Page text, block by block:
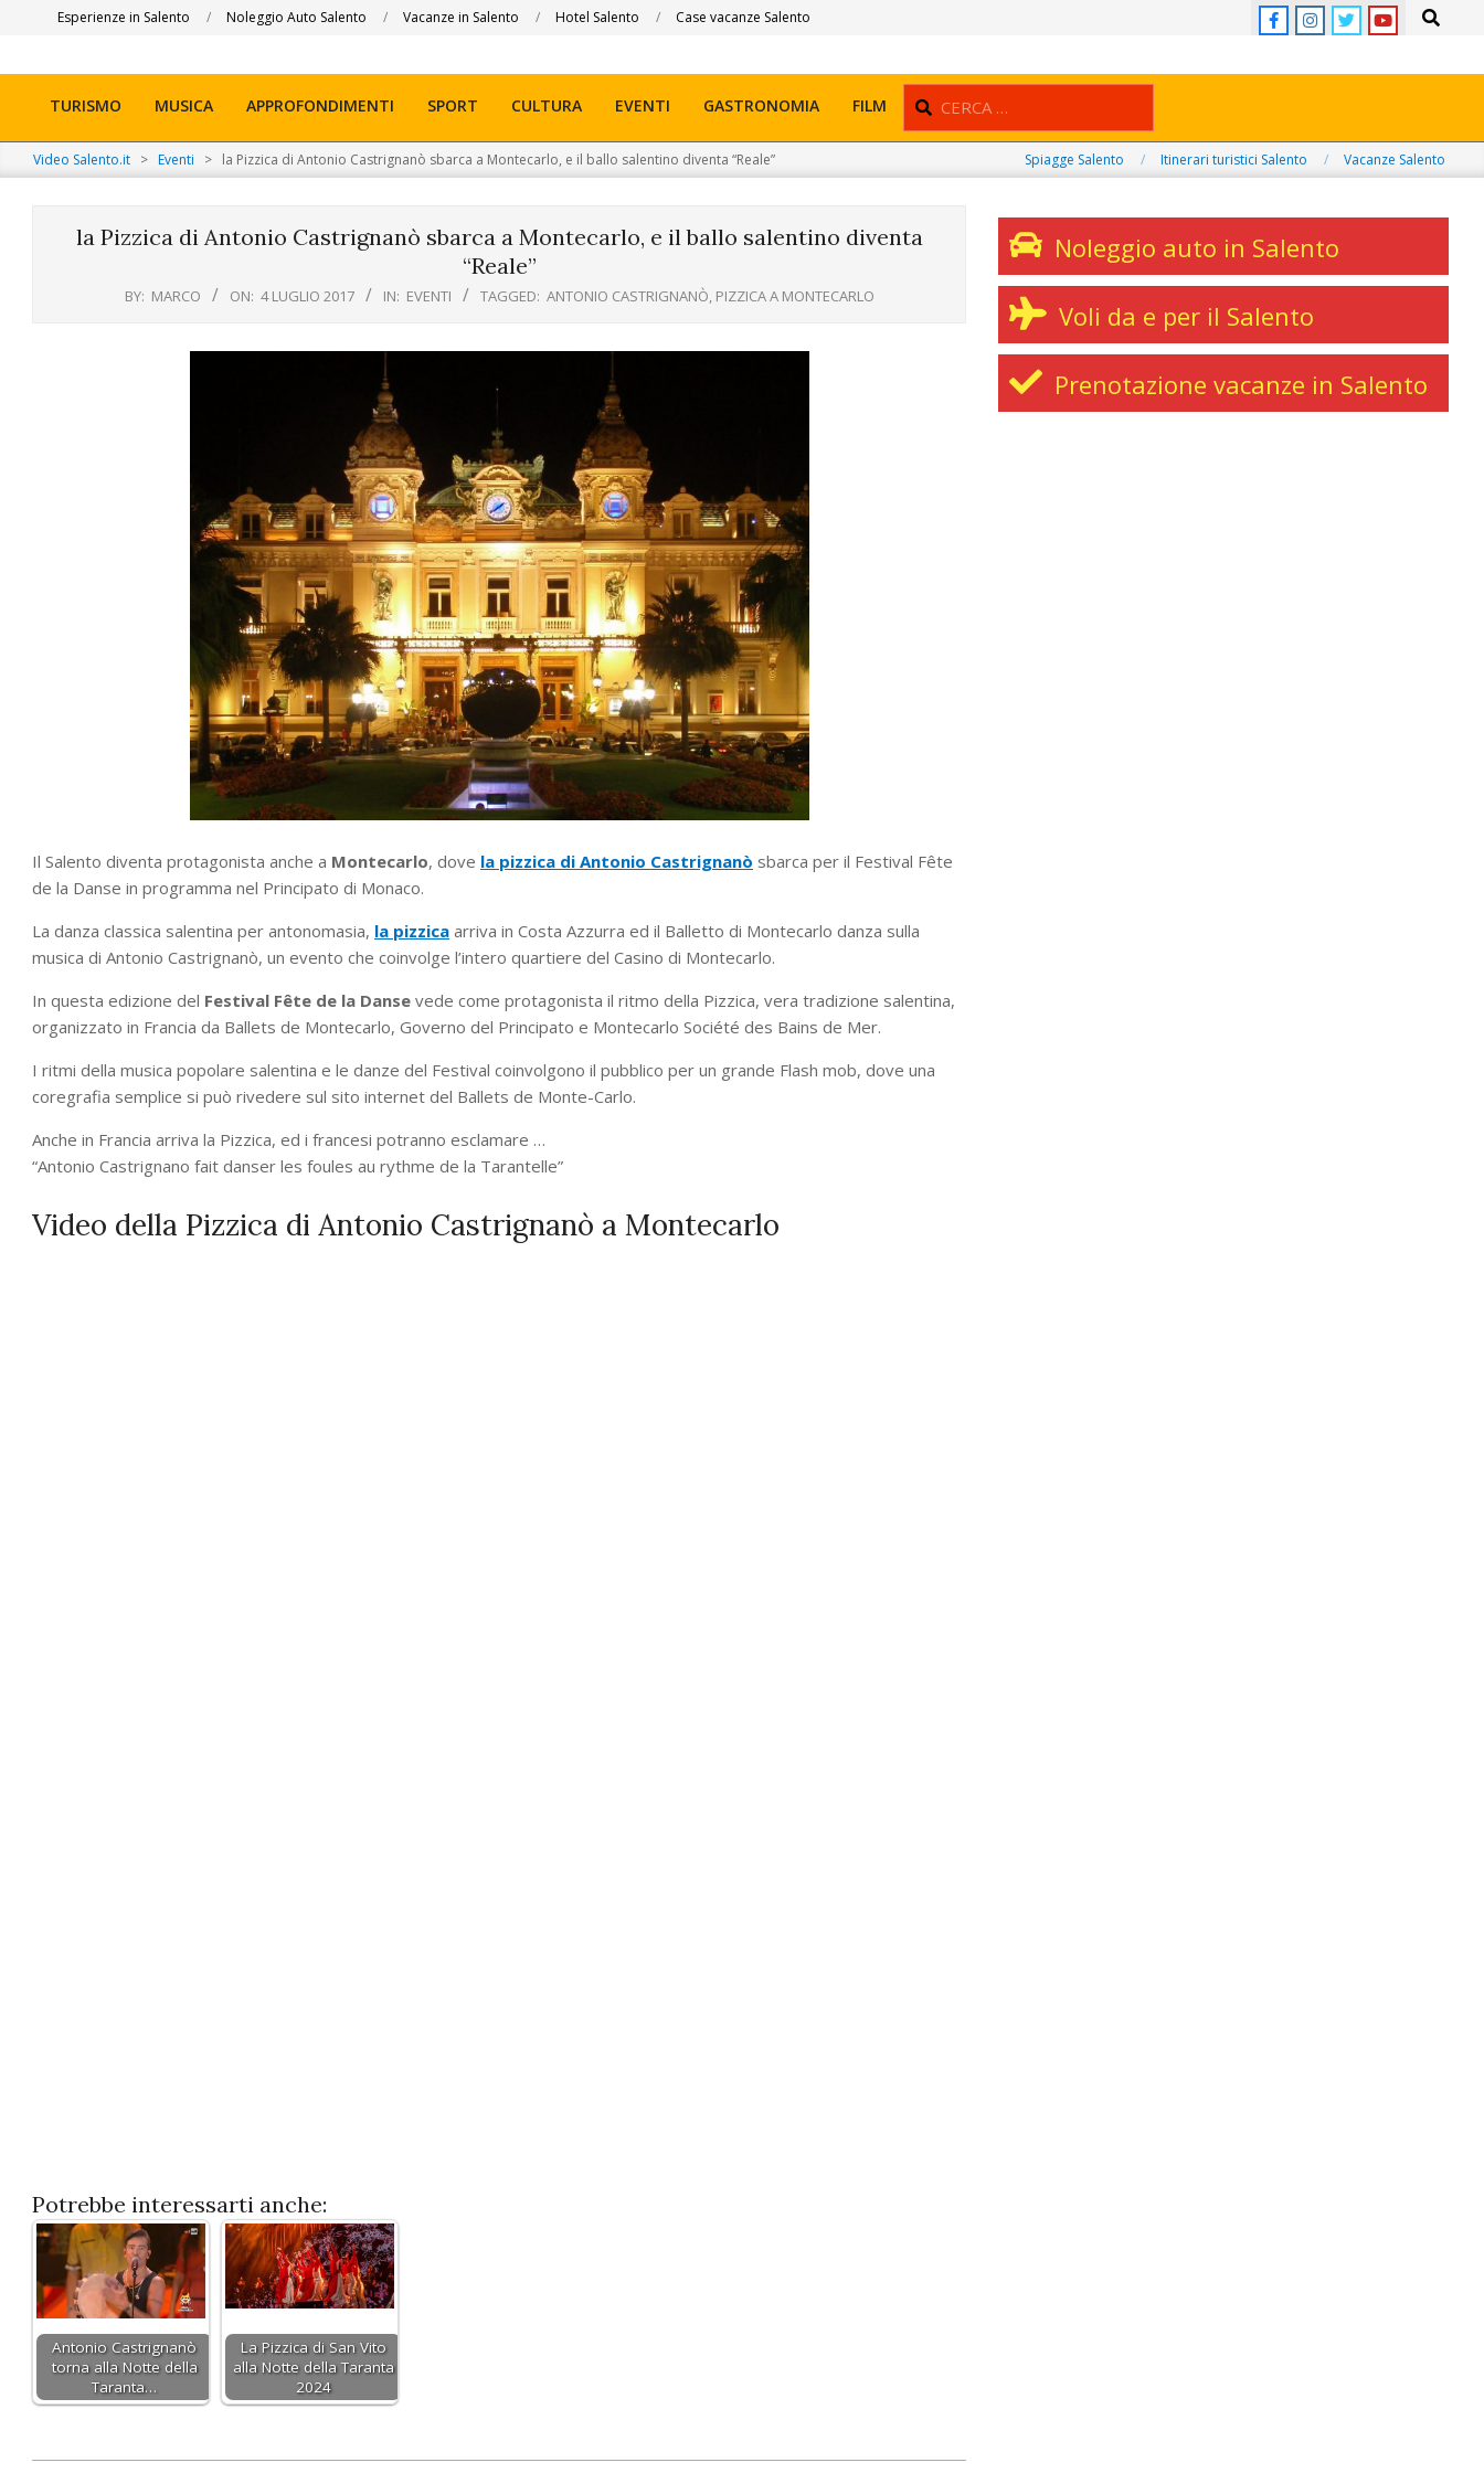
Esperienze in Salento Noleggio Auto Salento Vacanze in Salento Hotel Salento Case vacanze Salento Search
Navigation
Menu
TURISMO MUSICA APPROFONDIMENTI SPORT CULTURA EVENTI GASTRONOMIA FILM Search
Video Salento.it > Eventi > la Pizzica di Antonio Castrignanò sbarca a Montecarlo, e il ballo salentino diventa “Reale” Spiagge Salento Itinerari turistici Salento Vacanze Salento
la Pizzica di Antonio Castrignanò sbarca a Montecarlo, e il ballo salentino diventa
“Reale”
BY: MARCO ON: 4 LUGLIO 2017 IN: EVENTI TAGGED: ANTONIO CASTRIGNANÒ, PIZZICA A MONTECARLO
Il Salento diventa protagonista anche a Montecarlo, dove la pizzica di Antonio Castrignanò sbarca per il Festival Fête
de la Danse in programma nel Principato di Monaco.
La danza classica salentina per antonomasia, la pizzica arriva in Costa Azzurra ed il Balletto di Montecarlo danza sulla
musica di Antonio Castrignanò, un evento che coinvolge l’intero quartiere del Casino di Montecarlo.
In questa edizione del Festival Fête de la Danse vede come protagonista il ritmo della Pizzica, vera tradizione salentina,
organizzato in Francia da Ballets de Montecarlo, Governo del Principato e Montecarlo Société des Bains de Mer.
I ritmi della musica popolare salentina e le danze del Festival coinvolgono il pubblico per un grande Flash mob, dove una
coregrafia semplice si può rivedere sul sito internet del Ballets de Monte-Carlo.
Anche in Francia arriva la Pizzica, ed i francesi potranno esclamare …
“Antonio Castrignano fait danser les foules au rythme de la Tarantelle”
Video della Pizzica di Antonio Castrignanò a Montecarlo
Potrebbe interessarti anche:
Antonio Castrignanò
torna alla Notte della
Taranta…
La Pizzica di San Vito
alla Notte della Taranta
2024
Noleggio auto in Salento
Voli da e per il Salento
Prenotazione vacanze in Salento